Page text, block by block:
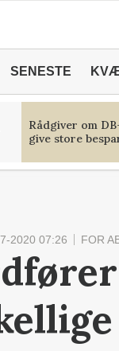
SENESTE
Rådgiver om
give store
2020 07:26 FOR